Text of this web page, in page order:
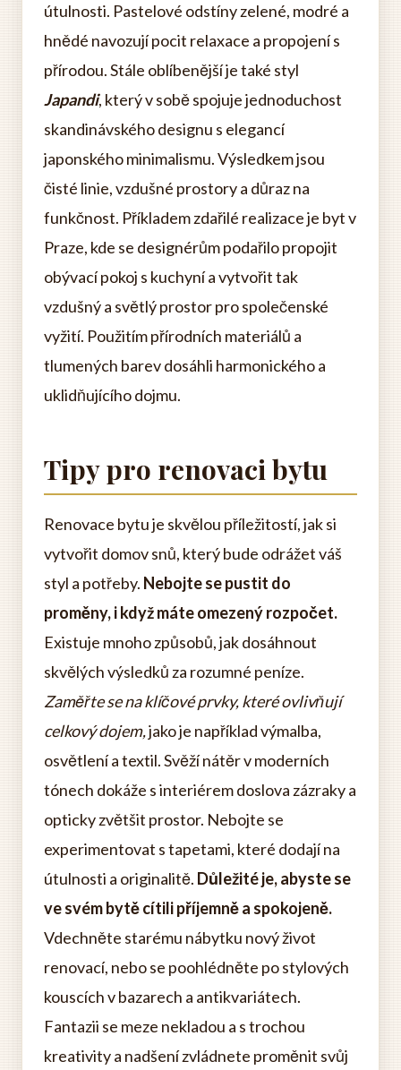
útulnosti. Pastelové odstíny zelené, modré a
hnědé navozují pocit relaxace a propojení s
přírodou. Stále oblíbenější je také styl
Japandi, který v sobě spojuje jednoduchost
skandinávského designu s elegancí
japonského minimalismu. Výsledkem jsou
čisté linie, vzdušné prostory a důraz na
funkčnost. Příkladem zdařilé realizace je byt v
Praze, kde se designérům podařilo propojit
obývací pokoj s kuchyní a vytvořit tak
vzdušný a světlý prostor pro společenské
vyžití. Použitím přírodních materiálů a
tlumených barev dosáhli harmonického a
uklidňujícího dojmu.
Tipy pro renovaci bytu
Renovace bytu je skvělou příležitostí, jak si
vytvořit domov snů, který bude odrážet váš
styl a potřeby. Nebojte se pustit do
proměny, i když máte omezený rozpočet.
Existuje mnoho způsobů, jak dosáhnout
skvělých výsledků za rozumné peníze.
Zaměřte se na klíčové prvky, které ovlivňují
celkový dojem,jako je například výmalba,
osvětlení a textil. Svěží nátěr v moderních
tónech dokáže s interiérem doslova zázraky a
opticky zvětšit prostor. Nebojte se
experimentovat s tapetami, které dodají na
útulnosti a originalitě. Důležité je, abyste se
ve svém bytě cítili příjemně a spokojeně.
Vdechněte starému nábytku nový život
renovací, nebo se poohlédněte po stylových
kouscích v bazarech a antikvariátech.
Fantazii se meze nekladou a s trochou
kreativity a nadšení zvládnete proměnit svůj